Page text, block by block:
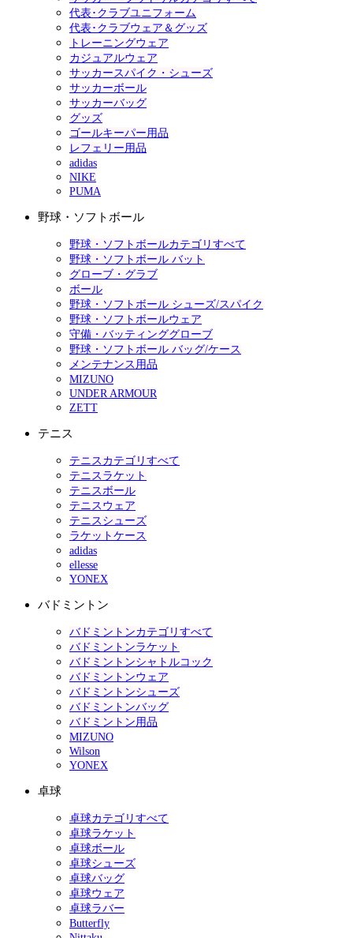
代表･クラブユニフォーム
代表･クラブウェア＆グッズ
トレーニングウェア
カジュアルウェア
サッカースパイク・シューズ
サッカーボール
サッカーバッグ
グッズ
ゴールキーパー用品
レフェリー用品
adidas
NIKE
PUMA
野球・ソフトボール
野球・ソフトボールカテゴリすべて
野球・ソフトボール バット
グローブ・グラブ
ボール
野球・ソフトボール シューズ/スパイク
野球・ソフトボールウェア
守備・バッティンググローブ
野球・ソフトボール バッグ/ケース
メンテナンス用品
MIZUNO
UNDER ARMOUR
ZETT
テニス
テニスカテゴリすべて
テニスラケット
テニスボール
テニスウェア
テニスシューズ
ラケットケース
adidas
ellesse
YONEX
バドミントン
バドミントンカテゴリすべて
バドミントンラケット
バドミントンシャトルコック
バドミントンウェア
バドミントンシューズ
バドミントンバッグ
バドミントン用品
MIZUNO
Wilson
YONEX
卓球
卓球カテゴリすべて
卓球ラケット
卓球ボール
卓球シューズ
卓球バッグ
卓球ウェア
卓球ラバー
Butterfly